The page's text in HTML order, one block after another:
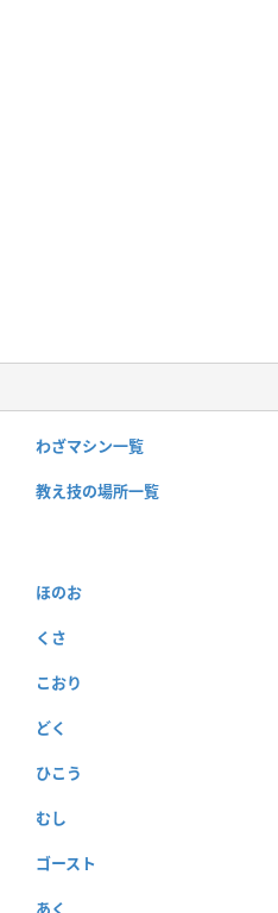
わざマシン一覧
教え技の場所一覧
ほのお
くさ
こおり
どく
ひこう
むし
ゴースト
あく